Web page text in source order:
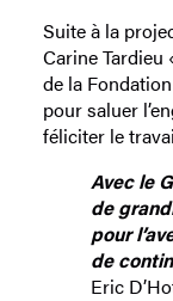
Suite à la
Carine Tardieu
de la
pour saluer
féliciter le
Avec le
de
pour
de
Eric